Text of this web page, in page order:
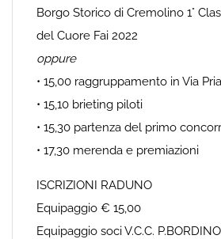
Borgo Storico di Cremolino 1°
del Cuore Fai 2022
oppure
• 15,00 raggruppamento in Via
• 15,10 brieting piloti
• 15,30 partenza del primo
• 17,30 merenda e premiazioni
ISCRIZIONI RADUNO
Equipaggio € 15,00
Equipaggio soci V.C.C.